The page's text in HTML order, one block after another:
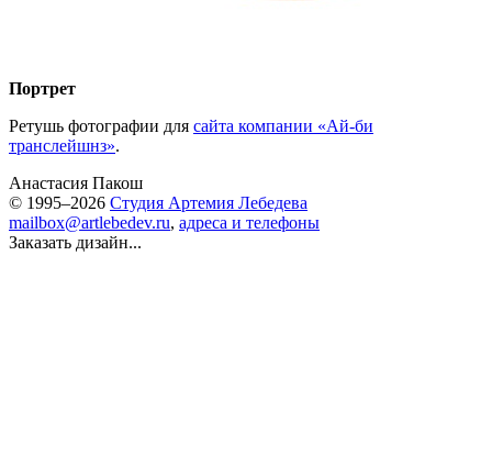
Портрет
Ретушь фотографии для сайта компании «Ай-би
транслейшнз».
Анастасия Пакош
© 1995–2026 Студия Артемия Лебедева
mailbox@artlebedev.ru, адреса и телефоны
Заказать дизайн...